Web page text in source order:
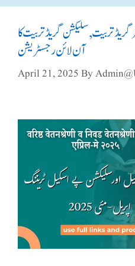
سینئر گریڈ تربیت, سلیکشن گریڈ تربیت کا
آن لائن رجسٹریشن
April 21, 2025 By